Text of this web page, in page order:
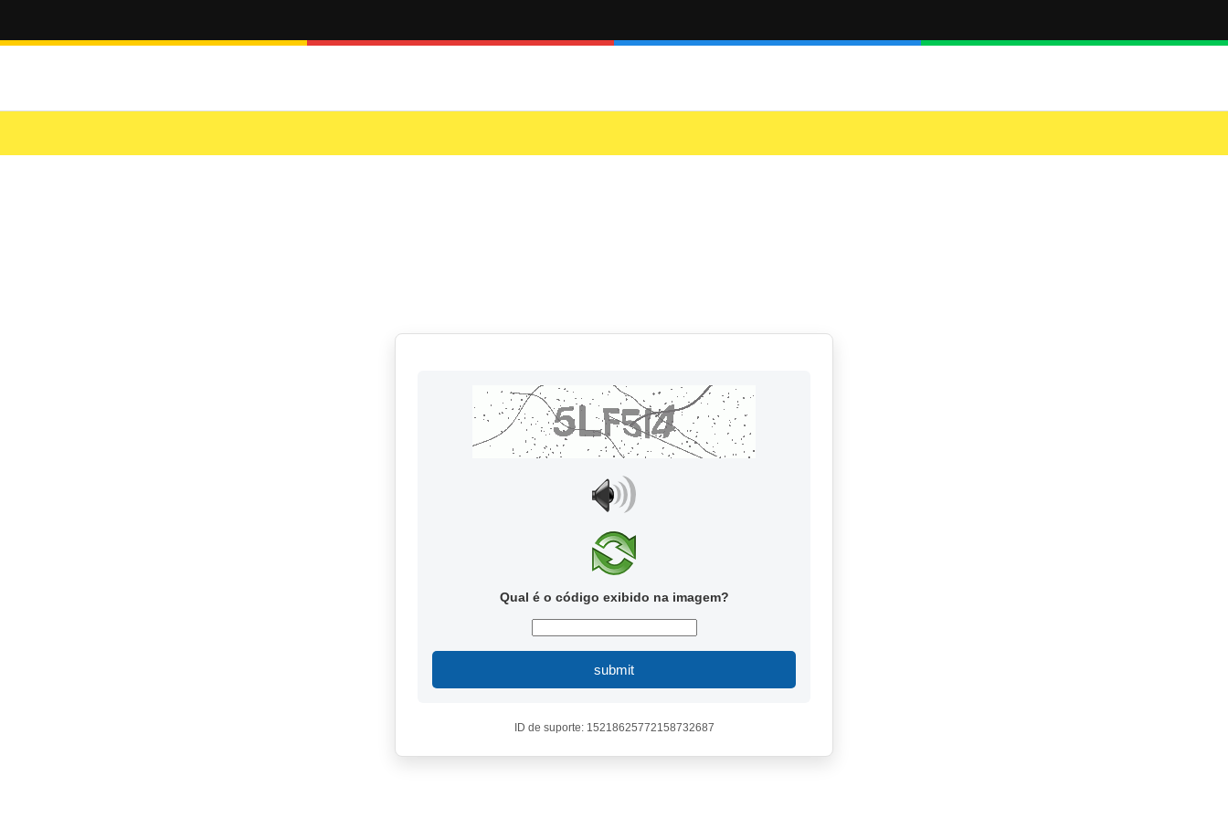
Qual é o código exibido na imagem?
submit
ID de suporte: 15218625772158732687